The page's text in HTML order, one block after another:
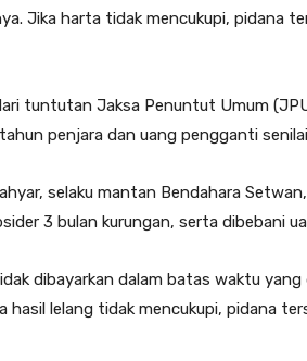
Jika harta tidak mencukupi, pidana
tuntutan Jaksa Penuntut Umum
penjara dan uang pengganti senilai
selaku mantan Bendahara
3 bulan kurungan, serta dibebani
dibayarkan dalam batas waktu
hasil lelang tidak mencukupi, pidana